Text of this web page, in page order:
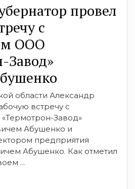
провел
с
ООО
Завод»
области Александр
встречу с
Завод»
Абушенко и
предприятия
Абушенко. Как отметил
...